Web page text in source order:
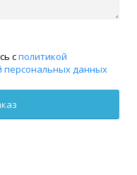
сполитикой
персональных данных